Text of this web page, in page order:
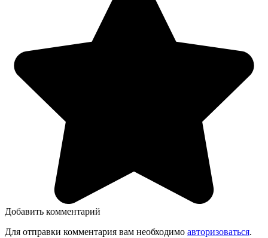
Добавить комментарий
Для отправки комментария вам необходимо авторизоваться.